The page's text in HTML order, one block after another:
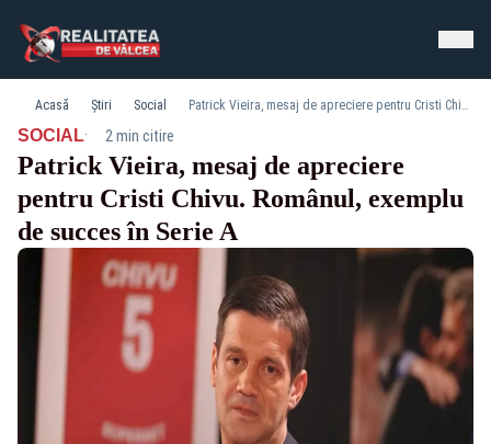
Acasă Știri Social Patrick Vieira, mesaj de apreciere pentru Cristi Chivu. Românul, exemplu de succes în Serie A
SOCIAL· 2 min citire
Patrick Vieira, mesaj de apreciere
pentru Cristi Chivu. Românul, exemplu
de succes în Serie A